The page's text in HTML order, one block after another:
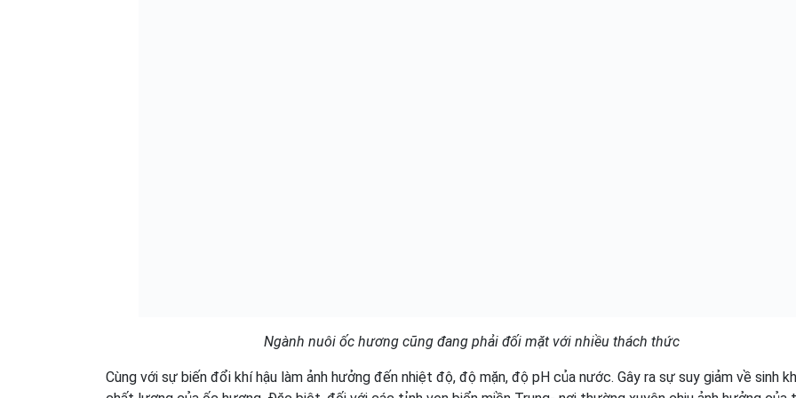
Ngành nuôi ốc hương cũng đang phải đối mặt với nhiều thách thức
Cùng với sự biến đổi khí hậu làm ảnh hưởng đến nhiệt độ, độ mặn, độ pH của nước. Gây ra sự suy giảm về sinh